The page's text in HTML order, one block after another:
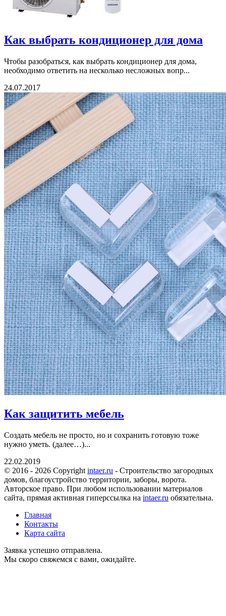
Как выбрать кондиционер для дома
Чтобы разобраться, как выбрать кондиционер для дома,
необходимо ответить на несколько несложных вопр...
24.07.2017
Как защитить мебель
Создать мебель не просто, но и сохранить готовую тоже
нужно уметь. (далее…)...
22.02.2019
© 2016 - 2026 Copyright intaer.ru - Cтроительство загородных
домов, благоустройство территории, заборы, ворота.
Авторское право. При любом использовании материалов
сайта, прямая активная гиперссылка на intaer.ru обязательна.
Главная
Контакты
Карта сайта
Заявка успешно отправлена.
Мы скоро свяжемся с вами, ожидайте.